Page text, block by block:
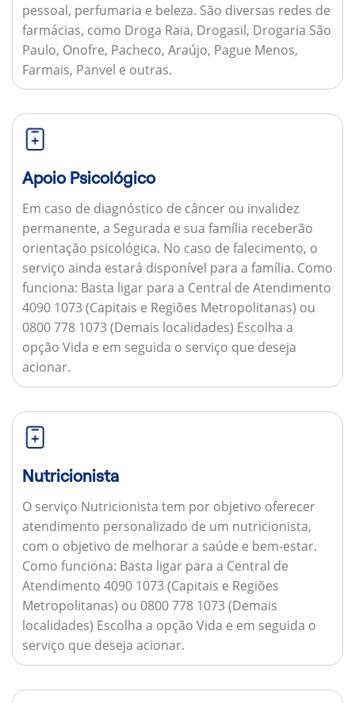
pessoal, perfumaria e beleza. São diversas redes de
farmácias, como Droga Raia, Drogasil, Drogaria São
Paulo, Onofre, Pacheco, Araújo, Pague Menos,
Farmais, Panvel e outras.
Apoio Psicológico
Em caso de diagnóstico de câncer ou invalidez
permanente, a Segurada e sua família receberão
orientação psicológica. No caso de falecimento, o
serviço ainda estará disponível para a família. Como
funciona: Basta ligar para a Central de Atendimento
4090 1073 (Capitais e Regiões Metropolitanas) ou
0800 778 1073 (Demais localidades) Escolha a
opção Vida e em seguida o serviço que deseja
acionar.
Nutricionista
O serviço Nutricionista tem por objetivo oferecer
atendimento personalizado de um nutricionista,
com o objetivo de melhorar a saúde e bem-estar.
Como funciona: Basta ligar para a Central de
Atendimento 4090 1073 (Capitais e Regiões
Metropolitanas) ou 0800 778 1073 (Demais
localidades) Escolha a opção Vida e em seguida o
serviço que deseja acionar.